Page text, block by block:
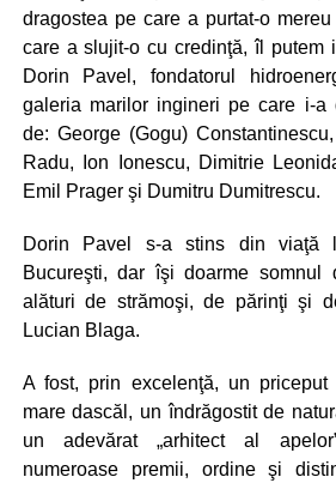
dragostea pe care a purtat-o
care a slujit-o cu credinţă, îl putem
Dorin Pavel, fondatorul
galeria marilor ingineri pe care i-a
de: George (Gogu)
Radu, Ion Ionescu, Dimitrie
Emil Prager şi Dumitru Dumitrescu.
Dorin Pavel s-a stins din
Bucureşti, dar îşi doarme somnul
alături de strămoşi, de părinţi şi
Lucian Blaga.
A fost, prin excelenţă, un
mare dascăl, un îndrăgostit de
un adevărat „arhitect al
numeroase premii, ordine şi